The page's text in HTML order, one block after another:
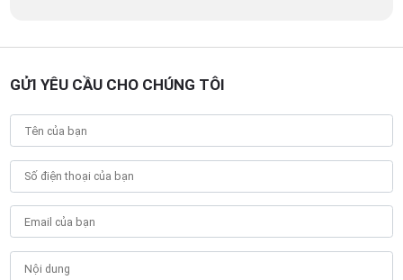
GỬI YÊU CẦU CHO CHÚNG TÔI